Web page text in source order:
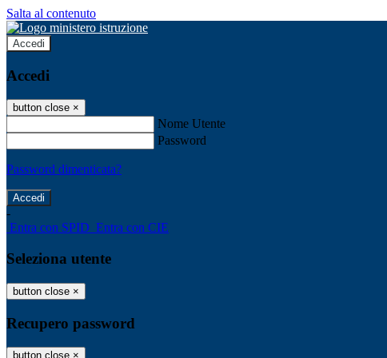
Salta al contenuto
Accedi
Accedi
button close ×
Nome Utente
Password
Password dimenticata?
-
Entra con SPID Entra con CIE
Seleziona utente
button close ×
Recupero password
button close ×